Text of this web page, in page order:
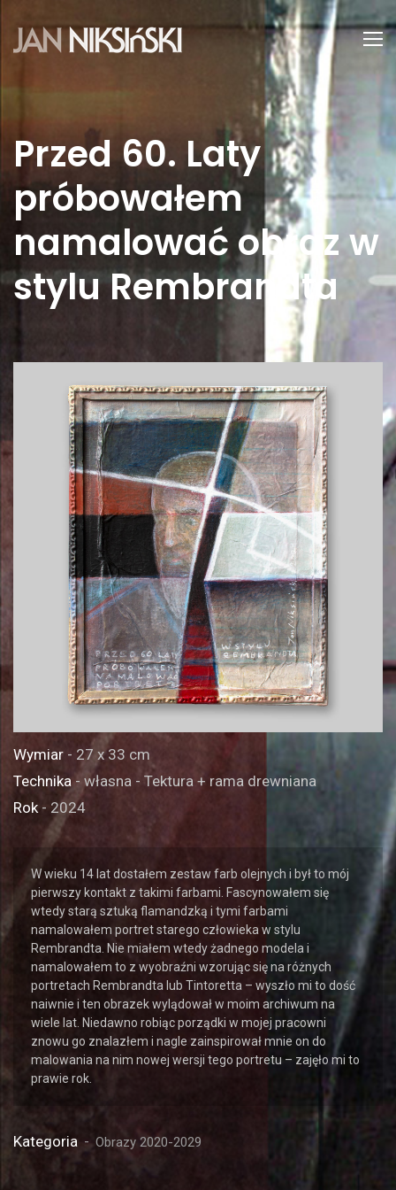
Przed 60. Laty
próbowałem
namalować obraz w
stylu Rembrandta
Wymiar - 27 x 33 cm
Technika - własna - Tektura + rama drewniana
Rok- 2024
W wieku 14 lat dostałem zestaw farb olejnych i był to mój
pierwszy kontakt z takimi farbami. Fascynowałem się
wtedy starą sztuką flamandzką i tymi farbami
namalowałem portret starego człowieka w stylu
Rembrandta. Nie miałem wtedy żadnego modela i
namalowałem to z wyobraźni wzorując się na różnych
portretach Rembrandta lub Tintoretta – wyszło mi to dość
naiwnie i ten obrazek wylądował w moim archiwum na
wiele lat. Niedawno robiąc porządki w mojej pracowni
znowu go znalazłem i nagle zainspirował mnie on do
malowania na nim nowej wersji tego portretu – zajęło mi to
prawie rok.
Kategoria Obrazy 2020-2029